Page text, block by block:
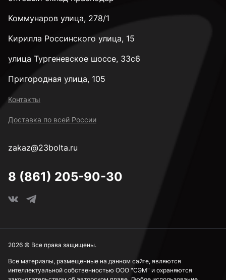
Коммунаров улица, 278/1
Кирилла Россинского улица, 15
улица Тургеневское шоссе, 33с6
Пригородная улица, 105
Контакты
Доставка по всей России
zakaz@23bolta.ru
8 (861) 205-90-30
Все материалы, размещенные на данном сайте, являются
интеллектуальной собственностью ООО "СЭМ" и охраняются
2026 © Все права защищены.